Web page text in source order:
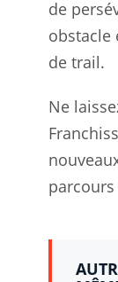
de
obstacle
de trail.
Ne